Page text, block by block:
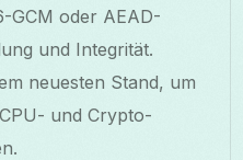
GCM oder AEAD-
und Integrität.
neuesten Stand, um
und Crypto-